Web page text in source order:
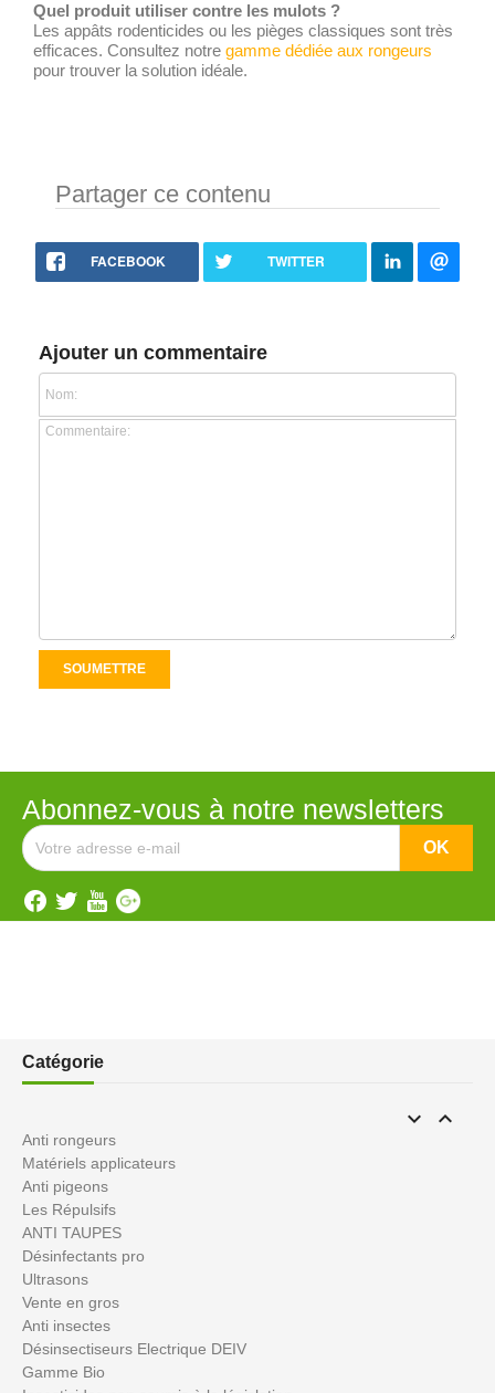
Quel produit utiliser contre les mulots ?
Les appâts rodenticides ou les pièges classiques sont très
efficaces. Consultez notre gamme dédiée aux rongeurs
pour trouver la solution idéale.
Partager ce contenu
FACEBOOK TWITTER
Ajouter un commentaire
Abonnez-vous à notre newsletters
Catégorie
 
Anti rongeurs
Matériels applicateurs
Anti pigeons
Les Répulsifs
ANTI TAUPES
Désinfectants pro
Ultrasons
Vente en gros
Anti insectes
Désinsectiseurs Electrique DEIV
Gamme Bio